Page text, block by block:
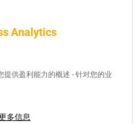
Analytics
供盈利能力的概述 - 针对您的业
多信息